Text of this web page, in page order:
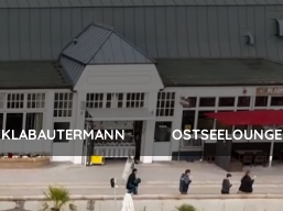
KLABAUTERMANN OSTSEELOUNGE